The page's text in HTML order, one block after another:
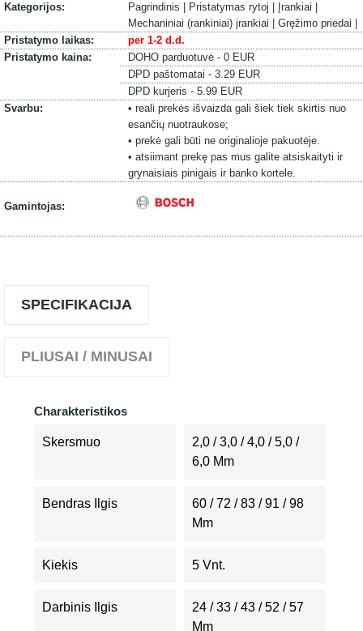
Kategorijos:
Pagrindinis | Pristatymas rytoj |
Įrankiai |
Mechaniniai (rankiniai) įrankiai | Gręžimo priedai |
Pristatymo laikas:
per 1-2 d.d.
Pristatymo kaina:
DOHO parduotuvė - 0 EUR
DPD paštomatai - 3.29 EUR
DPD kurjeris - 5.99 EUR
Svarbu:
• reali prekės išvaizda gali šiek tiek skirtis nuo
esančių nuotraukose;
• prekė gali būti ne originalioje pakuotėje.
• atsiimant prekę pas mus galite atsiskaityti ir
grynaisiais pinigais ir banko kortele.
Gamintojas:
SPECIFIKACIJA
PLIUSAI / MINUSAI
Charakteristikos
Skersmuo
2,0 / 3,0 / 4,0 / 5,0 /
6,0 Mm
Bendras Ilgis
60 / 72 / 83 / 91 / 98
Mm
Kiekis 5 Vnt.
Darbinis Ilgis
24 / 33 / 43 / 52 / 57
Mm